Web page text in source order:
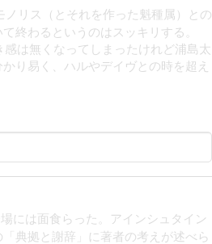
リス（とそれを作った魁種属）との
終わるというのはスッキリする。
は無くなってしまったけれど浦島太
り易く、ハルやデイヴとの時を超え
には面食らった。アインシュタイン
典拠と謝辞」に著者の考えが述べら